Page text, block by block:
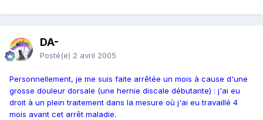
DA-
Posté(e) 2 avril 2005
Personnellement, je me suis faite arrêtée un mois à cause d'une
grosse douleur dorsale (une hernie discale débutante) : j'ai eu
droit à un plein traitement dans la mesure où j'ai eu travaillé 4
mois avant cet arrêt maladie.